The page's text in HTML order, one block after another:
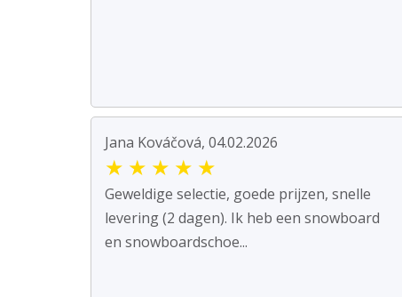
Jana Kováčová, 04.02.2026
★ ★ ★ ★ ★
Geweldige selectie, goede prijzen, snelle
levering (2 dagen). Ik heb een snowboard
en snowboardschoe...